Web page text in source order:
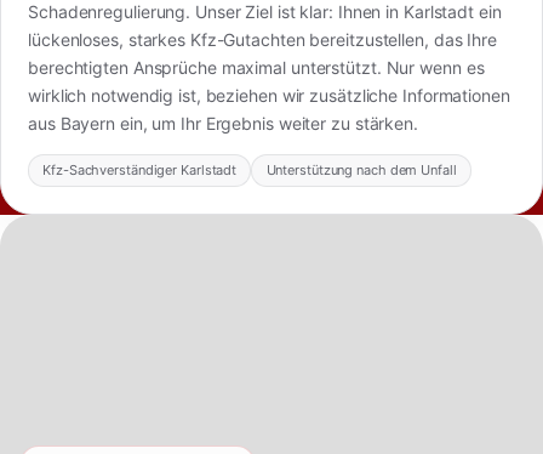
Schadenregulierung. Unser Ziel ist klar: Ihnen in Karlstadt ein
lückenloses, starkes Kfz-Gutachten bereitzustellen, das Ihre
berechtigten Ansprüche maximal unterstützt. Nur wenn es
wirklich notwendig ist, beziehen wir zusätzliche Informationen
aus Bayern ein, um Ihr Ergebnis weiter zu stärken.
Kfz-Sachverständiger Karlstadt Unterstützung nach dem Unfall